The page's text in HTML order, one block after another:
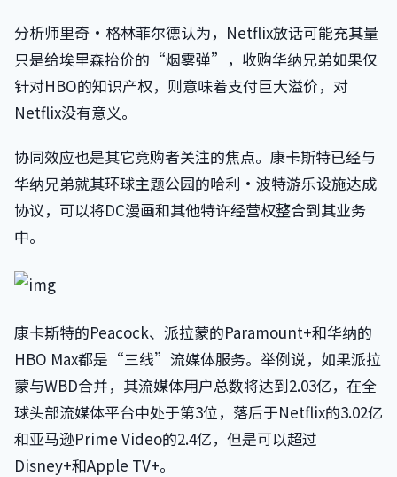
分析师里奇·格林菲尔德认为，Netflix放话可能充其量
只是给埃里森抬价的“烟雾弹”，收购华纳兄弟如果仅
针对HBO的知识产权，则意味着支付巨大溢价，对
Netflix没有意义。
协同效应也是其它竞购者关注的焦点。康卡斯特已经与
华纳兄弟就其环球主题公园的哈利·波特游乐设施达成
协议，可以将DC漫画和其他特许经营权整合到其业务
中。
康卡斯特的Peacock、派拉蒙的Paramount+和华纳的
HBO Max都是“三线”流媒体服务。举例说，如果派拉
蒙与WBD合并，其流媒体用户总数将达到2.03亿，在全
球头部流媒体平台中处于第3位，落后于Netflix的3.02亿
和亚马逊Prime Video的2.4亿，但是可以超过
Disney+和Apple TV+。